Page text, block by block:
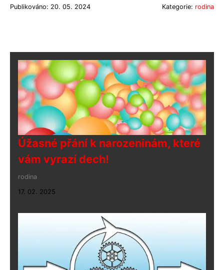
Publikováno: 20. 05. 2024 Kategorie: rodina
Úžasné přání k narozeninám, které
vám vyrazí dech!
rodina
17. 02. 2025